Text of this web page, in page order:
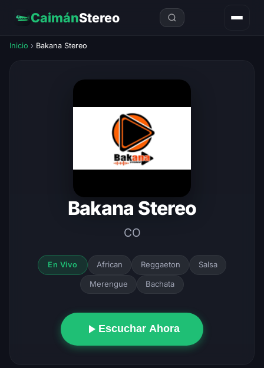
CaimánStereo
Inicio › Bakana Stereo
Bakana Stereo
CO
En Vivo African Reggaeton Salsa
Merengue Bachata
Escuchar Ahora